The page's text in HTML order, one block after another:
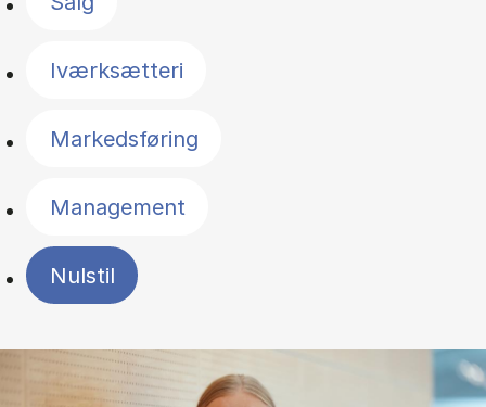
Iværksætteri
Markedsføring
Management
Nulstil